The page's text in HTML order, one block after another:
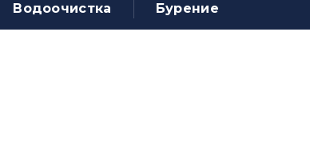
Водоочистка Бурение